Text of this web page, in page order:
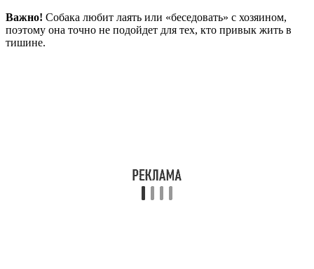
Важно! Собака любит лаять или «беседовать» с хозяином,
поэтому она точно не подойдет для тех, кто привык жить в
тишине.